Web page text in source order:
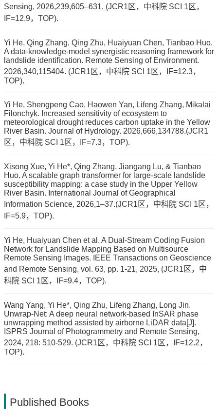
Sensing, 2026,239,605–631, (JCR1区，中科院 SCI 1区，
IF=12.9，TOP).
Yi He, Qing Zhang, Qing Zhu, Huaiyuan Chen, Tianbao Huo.
A data-knowledge-model synergistic reasoning framework for
landslide identification. Remote Sensing of Environment.
2026,340,115404. (JCR1区，中科院 SCI 1区，IF=12.3，
TOP).
Yi He, Shengpeng Cao, Haowen Yan, Lifeng Zhang, Mikalai
Filonchyk. Increased sensitivity of ecosystem to
meteorological drought reduces carbon uptake in the Yellow
River Basin. Journal of Hydrology. 2026,666,134788.(JCR1
区，中科院 SCI 1区，IF=7.3，TOP).
Xisong Xue, Yi He*, Qing Zhang, Jiangang Lu, & Tianbao
Huo. A scalable graph transformer for large-scale landslide
susceptibility mapping: a case study in the Upper Yellow
River Basin. International Journal of Geographical
Information Science, 2026,1–37.(JCR1区，中科院 SCI 1区，
IF=5.9，TOP).
Yi He, Huaiyuan Chen et al. A Dual-Stream Coding Fusion
Network for Landslide Mapping Based on Multisource
Remote Sensing Images. IEEE Transactions on Geoscience
and Remote Sensing, vol. 63, pp. 1-21, 2025, (JCR1区，中
科院 SCI 1区，IF=9.4，TOP).
Wang Yang, Yi He*, Qing Zhu, Lifeng Zhang, Long Jin.
Unwrap-Net: A deep neural network-based InSAR phase
unwrapping method assisted by airborne LiDAR data[J].
ISPRS Journal of Photogrammetry and Remote Sensing,
2024, 218: 510-529. (JCR1区，中科院 SCI 1区，IF=12.2，
TOP).
Published Books